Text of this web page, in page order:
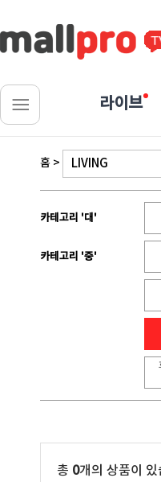
라이브
홈 > LIVING
카테고리 '대'
카테고리 '중'
총 0개의 상품이 있